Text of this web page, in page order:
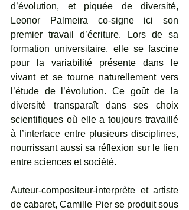
d’évolution, et piquée de diversité,
Leonor Palmeira co-signe ici son
premier travail d’écriture. Lors de sa
formation universitaire, elle se fascine
pour la variabilité présente dans le
vivant et se tourne naturellement vers
l’étude de l’évolution. Ce goût de la
diversité transparaît dans ses choix
scientifiques où elle a toujours travaillé
à l’interface entre plusieurs disciplines,
nourrissant aussi sa réflexion sur le lien
entre sciences et société.
Auteur-compositeur-interprète et artiste
de cabaret, Camille Pier se produit sous